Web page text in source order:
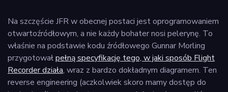
Na szczęście JFR w obecnej postaci jest oprogramowaniem
otwartoźródłowym, a nie każdy bohater nosi pelerynę. To
właśnie na podstawie kodu źródłowego Gunnar Morling
przygotowałpełną specyfikację tego, w jaki sposób Flight
Recorder działa, wraz z bardzo dokładnym diagramem. Ten
reverse engineering (aczkolwiek skoro mamy dostęp do